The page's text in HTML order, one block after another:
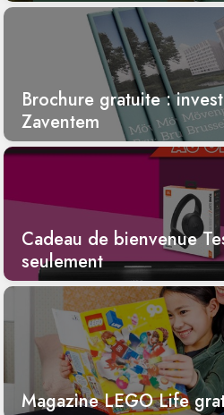
Brochure gratuite :
Zaventem
Cadeau de bienvenue
seulement
Magazine LEGO Life